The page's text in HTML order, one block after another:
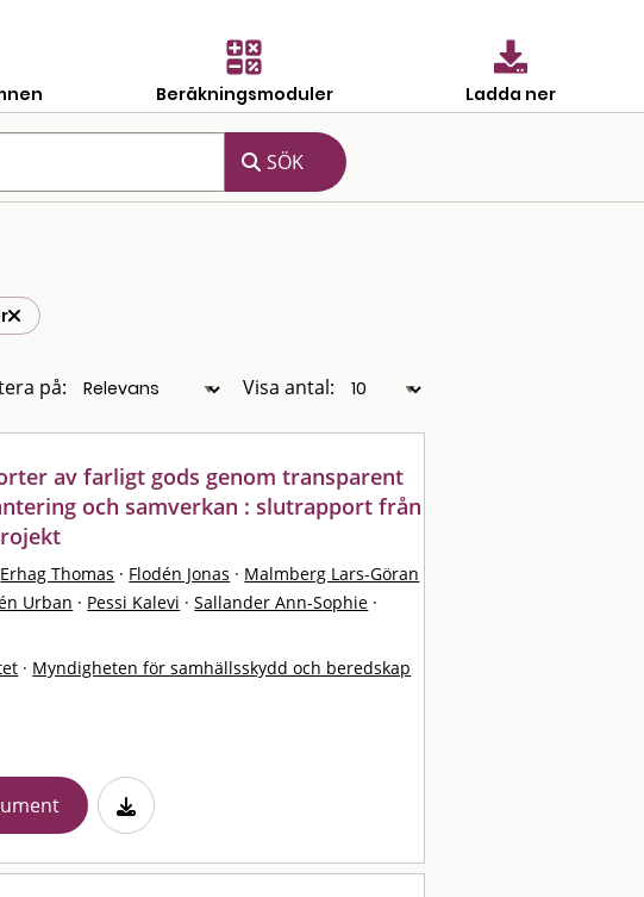
Beräkningsmoduler Ladda ner
på: Visa antal:
av farligt gods genom transparent
och samverkan : slutrapport från
Erhag Thomas · Flodén Jonas · Malmberg Lars-Göran
Urban · Pessi Kalevi · Sallander Ann-Sophie ·
· Myndigheten för samhällsskydd och beredskap